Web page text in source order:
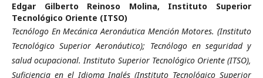
Edgar Gilberto Reinoso Molina, Instituto Superior
Tecnológico Oriente (ITSO)
Tecnólogo En Mecánica Aeronáutica Mención Motores. (Instituto
Tecnológico Superior Aeronáutico); Tecnólogo en seguridad y
salud ocupacional. Instituto Superior Tecnológico Oriente (ITSO),
Suficiencia en el Idioma Inglés (Instituto Tecnológico Superior